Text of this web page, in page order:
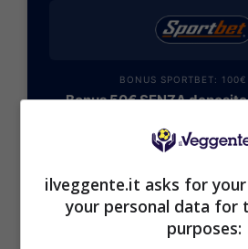
BONUS SPORTBET:
Bonus 50€ SENZA
Bonus 50€ senza deposito
200€
VERIFICA
ilveggente.it asks for
your personal data for
purposes: